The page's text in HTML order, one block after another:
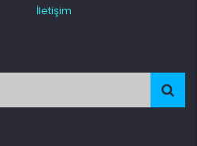
İletişim